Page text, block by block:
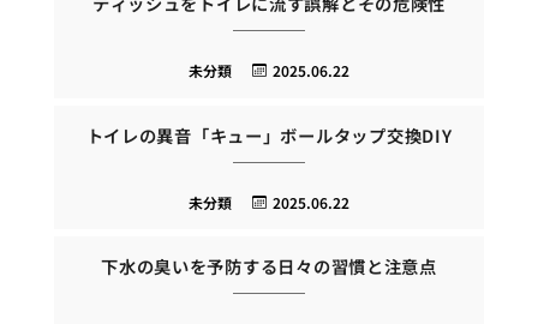
2025.06.22
未分類
トイレの異音「キュー」ボールタップ交換DIY
2025.06.22
未分類
下水の臭いを予防する日々の習慣と注意点